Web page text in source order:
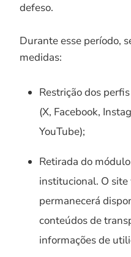
defeso.
Durante esse período,
medidas:
Restrição dos
(X, Facebook,
YouTube);
Retirada do
institucional. O
permanecerá
conteúdos de
informações de